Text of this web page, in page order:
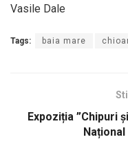
Vasile Dale
Tags: baia mare
Expoziția ”Chipuri
Național